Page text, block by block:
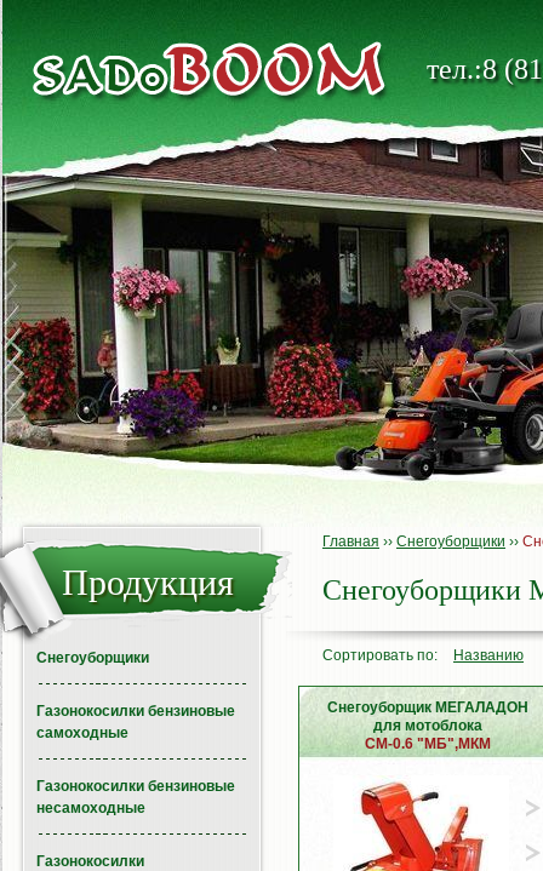
тел.:8
Главная ›› Снегоуборщики ››
Сортировать по: Названию
Снегоуборщик МЕГАЛАДОН
для мотоблока
СМ-0.6 "МБ",МКМ
Продукция
Снегоуборщики
Газонокосилки бензиновые
самоходные
Газонокосилки бензиновые
несамоходные
Газонокосилки